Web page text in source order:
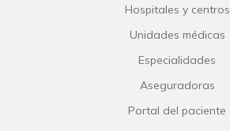
Hospitales y centros
Unidades médicas
Especialidades
Aseguradoras
Portal del paciente